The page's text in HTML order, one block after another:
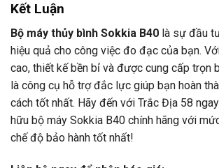
Kết Luận
Bộ máy thủy bình Sokkia B40 là sự đầu
hiệu quả cho công việc đo đạc của bạn.
cao, thiết kế bền bỉ và được cung cấp trọn
là công cụ hỗ trợ đắc lực giúp bạn hoàn
cách tốt nhất. Hãy đến với Trắc Địa 58
hữu bộ máy Sokkia B40 chính hãng với
chế độ bảo hành tốt nhất!